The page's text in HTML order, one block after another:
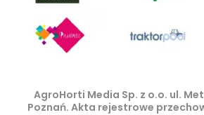
AgroHorti Media Sp. z o.o. ul.
Poznań. Akta rejestrowe